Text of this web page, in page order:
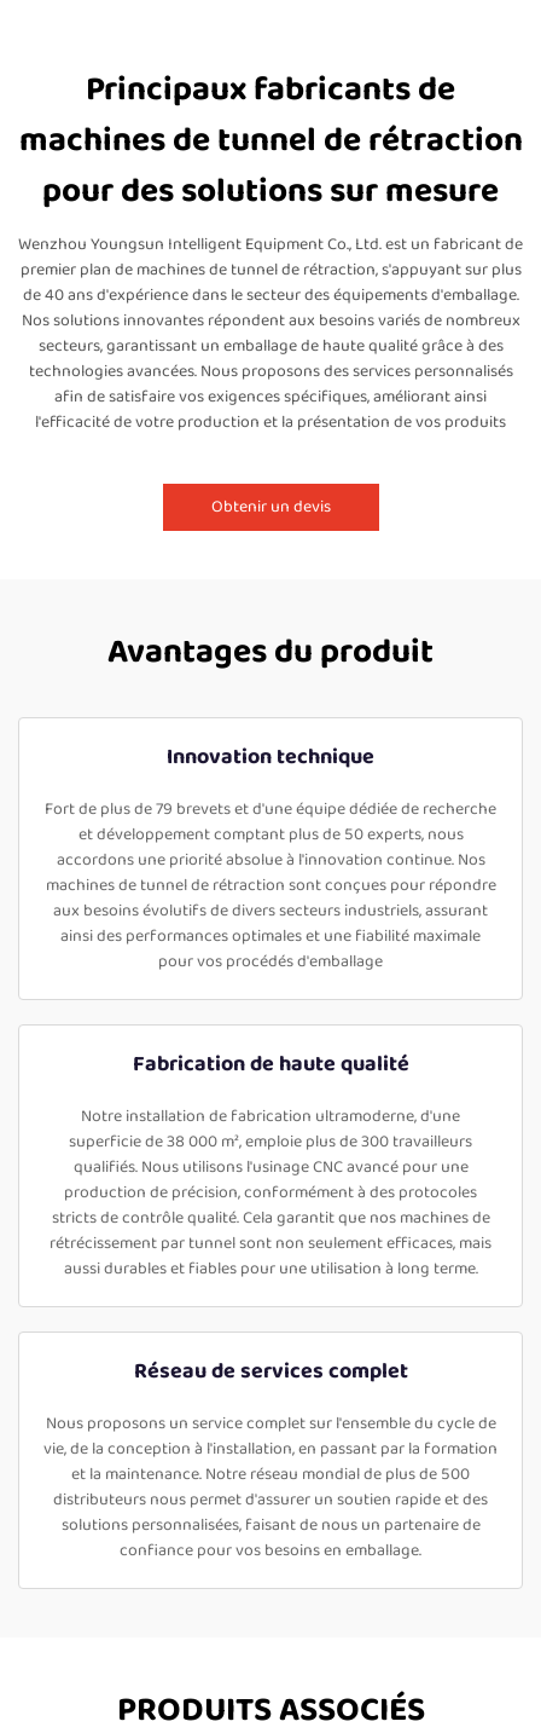
Principaux fabricants de
machines de tunnel de rétraction
pour des solutions sur mesure
Wenzhou Youngsun Intelligent Equipment Co., Ltd. est un fabricant de
premier plan de machines de tunnel de rétraction, s'appuyant sur plus
de 40 ans d'expérience dans le secteur des équipements d'emballage.
Nos solutions innovantes répondent aux besoins variés de nombreux
secteurs, garantissant un emballage de haute qualité grâce à des
technologies avancées. Nous proposons des services personnalisés
afin de satisfaire vos exigences spécifiques, améliorant ainsi
l'efficacité de votre production et la présentation de vos produits
Obtenir un devis
Avantages du produit
Innovation technique
Fort de plus de 79 brevets et d'une équipe dédiée de recherche
et développement comptant plus de 50 experts, nous
accordons une priorité absolue à l'innovation continue. Nos
machines de tunnel de rétraction sont conçues pour répondre
aux besoins évolutifs de divers secteurs industriels, assurant
ainsi des performances optimales et une fiabilité maximale
pour vos procédés d'emballage
Fabrication de haute qualité
Notre installation de fabrication ultramoderne, d'une
superficie de 38 000 m², emploie plus de 300 travailleurs
qualifiés. Nous utilisons l'usinage CNC avancé pour une
production de précision, conformément à des protocoles
stricts de contrôle qualité. Cela garantit que nos machines de
rétrécissement par tunnel sont non seulement efficaces, mais
aussi durables et fiables pour une utilisation à long terme.
Réseau de services complet
Nous proposons un service complet sur l'ensemble du cycle de
vie, de la conception à l'installation, en passant par la formation
et la maintenance. Notre réseau mondial de plus de 500
distributeurs nous permet d'assurer un soutien rapide et des
solutions personnalisées, faisant de nous un partenaire de
confiance pour vos besoins en emballage.
PRODUITS ASSOCIÉS